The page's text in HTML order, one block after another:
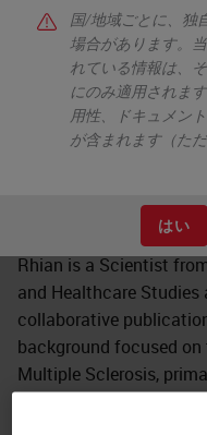
国/地域ごとに、独
場合があります。
れている情報は、
にのみ適用されま
用性、ドキュメン
が含まれます（た
はい
Ph.D., Scientist
Rhian is a Scientist
and Healthcare Studies
collaborative
background focused
Multiple Sclerosis,